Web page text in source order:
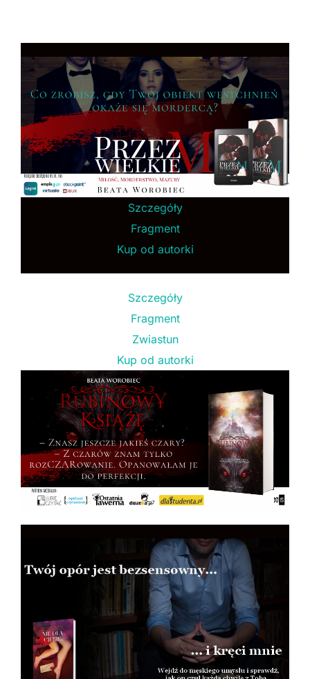
Szczegóły
Fragment
Kup od autorki
Szczegóły
Fragment
Zwiastun
Kup od autorki